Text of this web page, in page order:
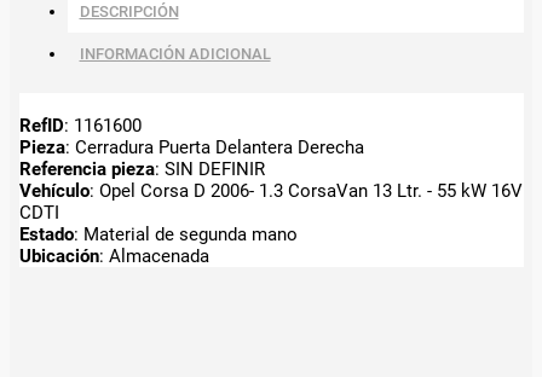
DESCRIPCIÓN
INFORMACIÓN ADICIONAL
RefID: 1161600
Pieza: Cerradura Puerta Delantera Derecha
Referencia pieza: SIN DEFINIR
Vehículo: Opel Corsa D 2006- 1.3 CorsaVan 13 Ltr. - 55 kW 16V
CDTI
Estado: Material de segunda mano
Ubicación: Almacenada